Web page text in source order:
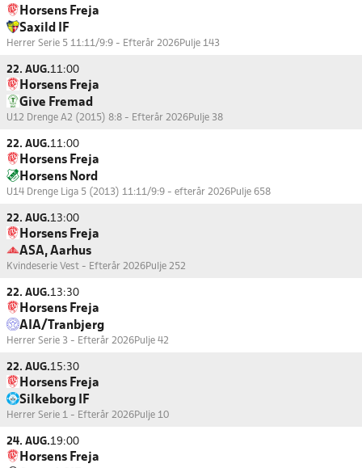
Horsens Freja
Saxild IF
Herrer Serie 5 11:11/9:9 - Efterår 2026Pulje 143
22. AUG.11:00
Horsens Freja
Give Fremad
U12 Drenge A2 (2015) 8:8 - Efterår 2026Pulje 38
22. AUG.11:00
Horsens Freja
Horsens Nord
U14 Drenge Liga 5 (2013) 11:11/9:9 - efterår 2026Pulje 658
22. AUG.13:00
Horsens Freja
ASA, Aarhus
Kvindeserie Vest - Efterår 2026Pulje 252
22. AUG.13:30
Horsens Freja
AIA/Tranbjerg
Herrer Serie 3 - Efterår 2026Pulje 42
22. AUG.15:30
Horsens Freja
Silkeborg IF
Herrer Serie 1 - Efterår 2026Pulje 10
24. AUG.19:00
Horsens Freja